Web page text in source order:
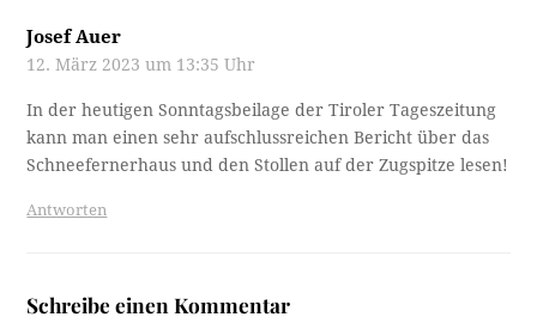
Josef Auer
12. März 2023 um 13:35 Uhr
In der heutigen Sonntagsbeilage der Tiroler Tageszeitung
kann man einen sehr aufschlussreichen Bericht über das
Schneefernerhaus und den Stollen auf der Zugspitze lesen!
Antworten
Schreibe einen Kommentar